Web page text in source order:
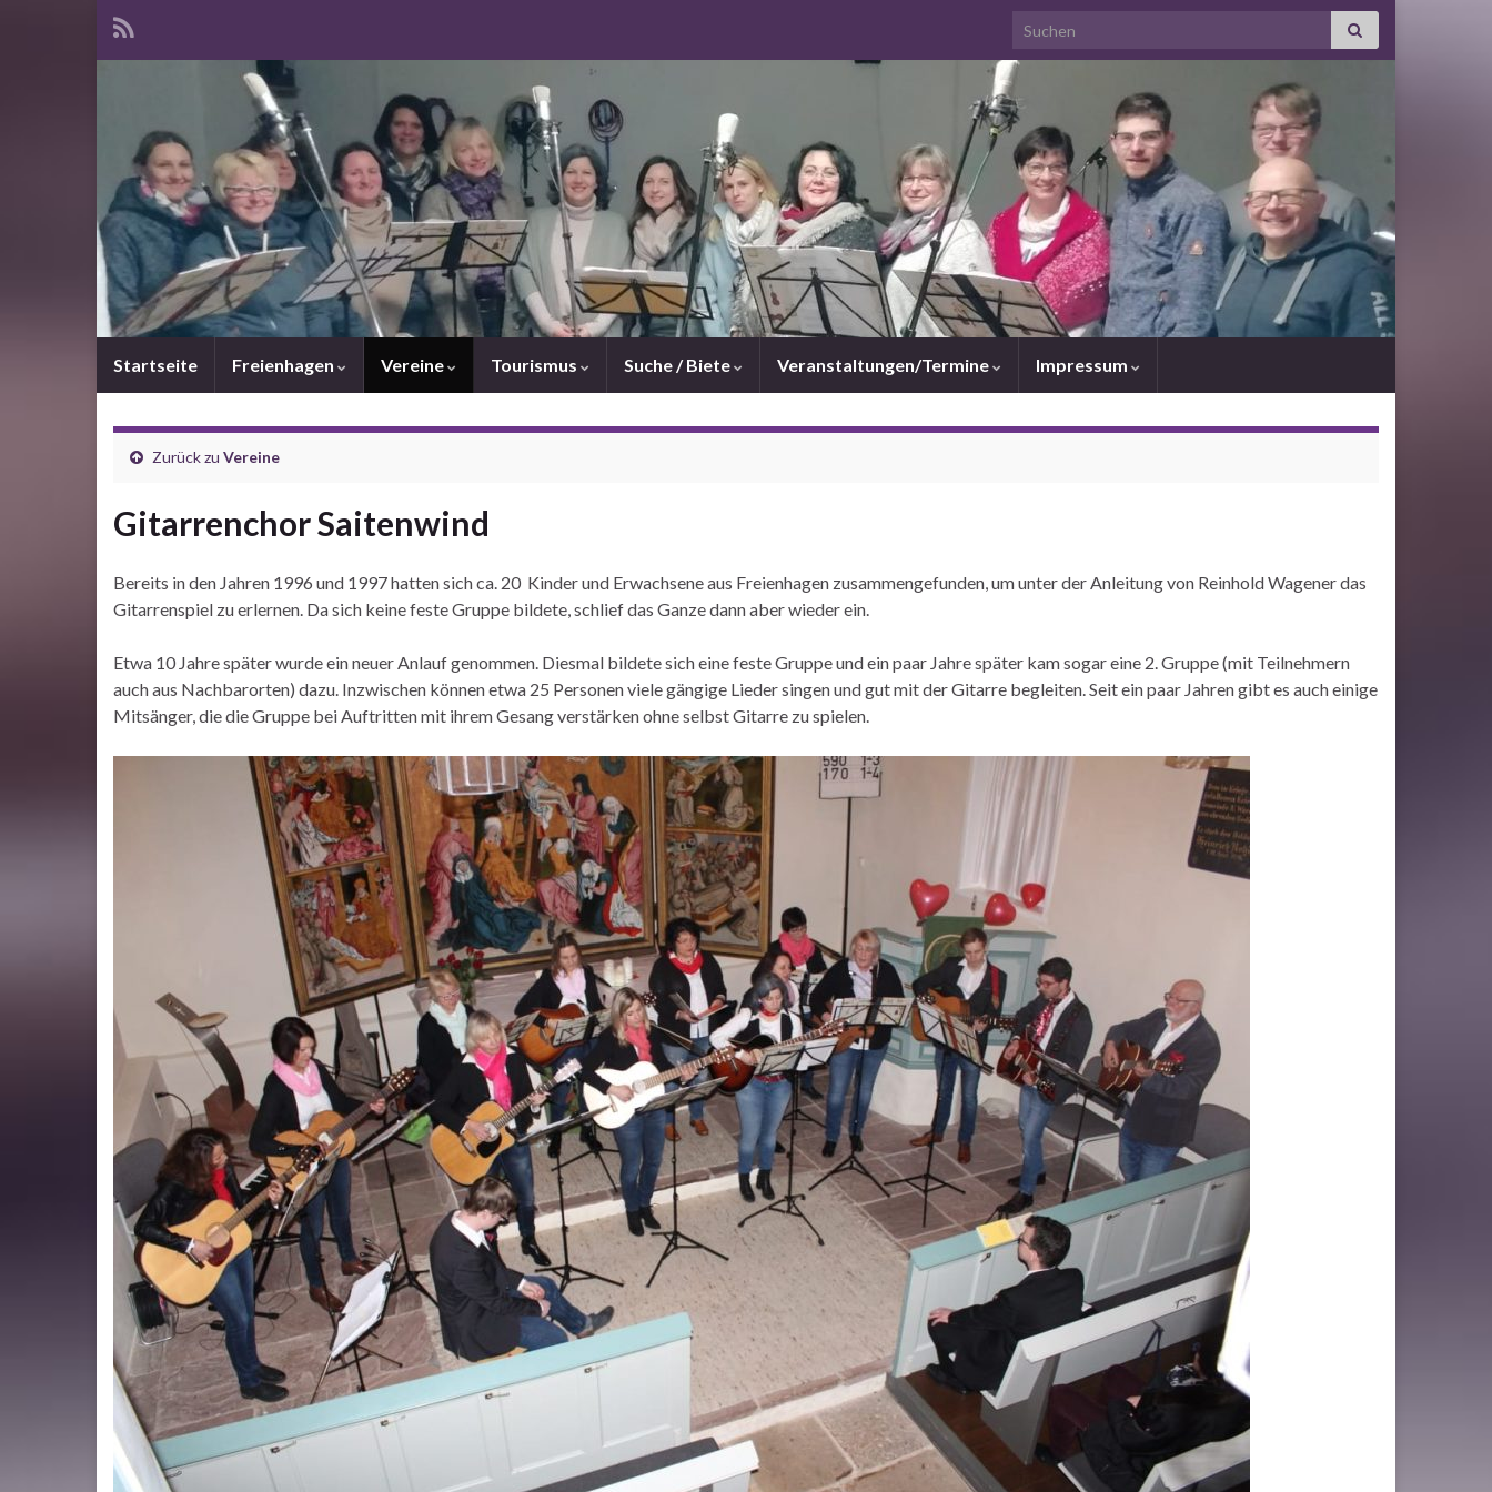
Search for:
Startseite Freienhagen Vereine Tourismus Suche / Biete Veranstaltungen/Termine Impressum
Zurück zu Vereine
Gitarrenchor Saitenwind
Bereits in den Jahren 1996 und 1997 hatten sich ca. 20 Kinder und Erwachsene aus Freienhagen zusammengefunden, um unter der Anleitung von Reinhold Wagener das
Gitarrenspiel zu erlernen. Da sich keine feste Gruppe bildete, schlief das Ganze dann aber wieder ein.
Etwa 10 Jahre später wurde ein neuer Anlauf genommen. Diesmal bildete sich eine feste Gruppe und ein paar Jahre später kam sogar eine 2. Gruppe (mit Teilnehmern
auch aus Nachbarorten) dazu. Inzwischen können etwa 25 Personen viele gängige Lieder singen und gut mit der Gitarre begleiten. Seit ein paar Jahren gibt es auch einige
Mitsänger, die die Gruppe bei Auftritten mit ihrem Gesang verstärken ohne selbst Gitarre zu spielen.